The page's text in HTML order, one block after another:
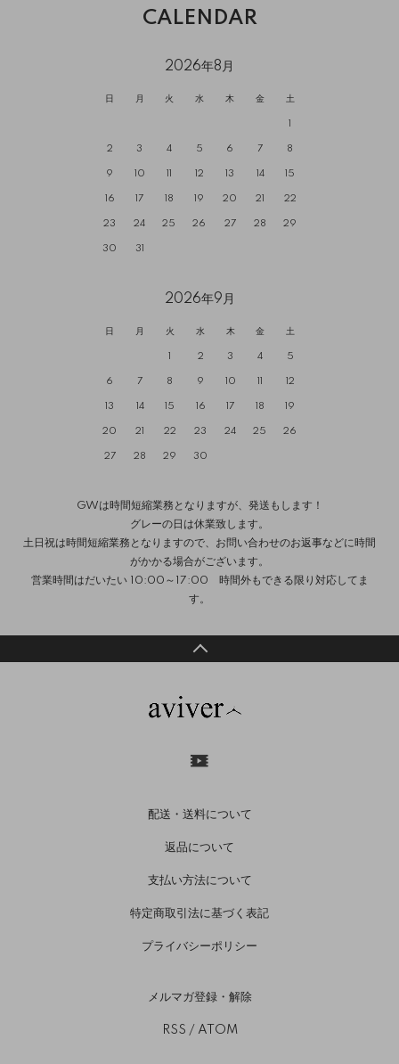
CALENDAR
2026年8月
日 月 火 水 木 金 土
1
2 3 4 5 6 7 8
9 10 11 12 13 14 15
16 17 18 19 20 21 22
23 24 25 26 27 28 29
30 31
2026年9月
日 月 火 水 木 金 土
1 2 3 4 5
6 7 8 9 10 11 12
13 14 15 16 17 18 19
20 21 22 23 24 25 26
27 28 29 30
GWは時間短縮業務となりますが、発送もします！
グレーの日は休業致します。
土日祝は時間短縮業務となりますので、お問い合わせのお返事などに時間
がかかる場合がございます。
営業時間はだいたい 10:00～17:00 時間外もできる限り対応してま
す。
配送・送料について
返品について
支払い方法について
特定商取引法に基づく表記
プライバシーポリシー
メルマガ登録・解除
RSS / ATOM